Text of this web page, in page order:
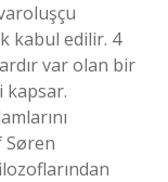
kabul edilir. 4
var olan bir
kapsar.
Søren